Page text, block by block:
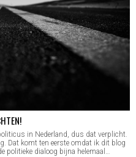
in Nederland, dus dat verplicht.
Dat komt ten eerste omdat ik dit blog
politieke dialoog bijna helemaal…